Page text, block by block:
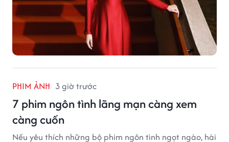
PHIM ẢNH 3 giờ trước
7 phim ngôn tình lãng mạn càng xem
càng cuốn
Nếu yêu thích những bộ phim ngôn tình ngọt ngào, hài